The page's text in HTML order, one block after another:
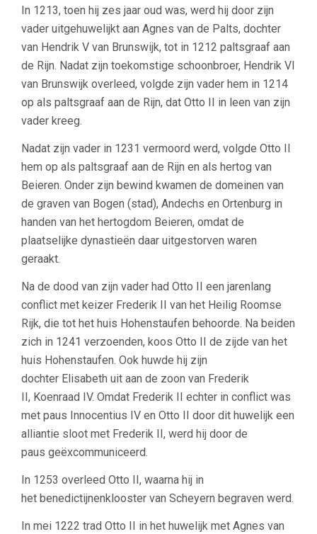
In 1213, toen hij zes jaar oud was, werd hij door zijn
vader uitgehuwelijkt aan Agnes van de Palts, dochter
van Hendrik V van Brunswijk, tot in 1212 paltsgraaf aan
de Rijn. Nadat zijn toekomstige schoonbroer, Hendrik VI
van Brunswijk overleed, volgde zijn vader hem in 1214
op als paltsgraaf aan de Rijn, dat Otto II in leen van zijn
vader kreeg.
Nadat zijn vader in 1231 vermoord werd, volgde Otto II
hem op als paltsgraaf aan de Rijn en als hertog van
Beieren. Onder zijn bewind kwamen de domeinen van
de graven van Bogen (stad), Andechs en Ortenburg in
handen van het hertogdom Beieren, omdat de
plaatselijke dynastieën daar uitgestorven waren
geraakt.
Na de dood van zijn vader had Otto II een jarenlang
conflict met keizer Frederik II van het Heilig Roomse
Rijk, die tot het huis Hohenstaufen behoorde. Na beiden
zich in 1241 verzoenden, koos Otto II de zijde van het
huis Hohenstaufen. Ook huwde hij zijn
dochter Elisabeth uit aan de zoon van Frederik
II, Koenraad IV. Omdat Frederik II echter in conflict was
met paus Innocentius IV en Otto II door dit huwelijk een
alliantie sloot met Frederik II, werd hij door de
paus geëxcommuniceerd.
In 1253 overleed Otto II, waarna hij in
het benedictijnenklooster van Scheyern begraven werd.
In mei 1222 trad Otto II in het huwelijk met Agnes van